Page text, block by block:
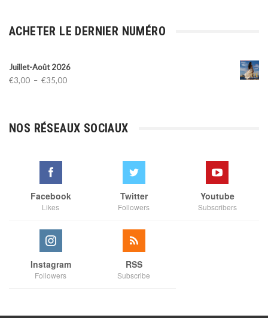
ACHETER LE DERNIER NUMÉRO
Juillet-Août 2026
€3,00 – €35,00Plage
à
NOS RÉSEAUX SOCIAUX
Facebook
Likes
Twitter
Followers
Youtube
Subscribers
Instagram
Followers
RSS
Subscribe